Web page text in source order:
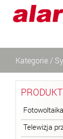
Kategorie /
Fotowoltaika
Telewizja